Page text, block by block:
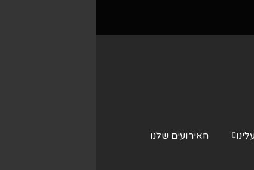
האירועים שלנו